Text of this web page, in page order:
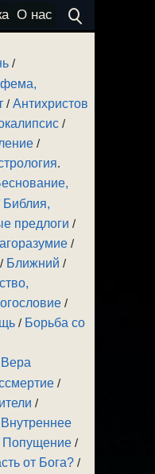
О нас
/
/Антихристов
/
/
.
Библия,
предлоги /
/
/ Ближний /
/
/ Борьба со
Вера
/
/
Внутреннее
Попущение /
от Бога? /